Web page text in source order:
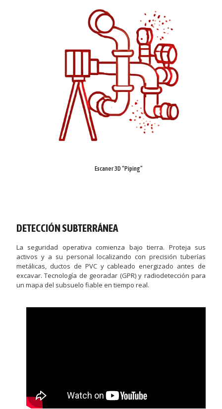
Escaner 3D “Piping”
DETECCIÓN SUBTERRÁNEA
La seguridad operativa comienza bajo tierra. Proteja sus
activos y a su personal localizando con precisión tuberías
metálicas, ductos de PVC y cableado energizado antes de
excavar. Tecnología de georadar (GPR) y radiodetección para
un mapa del subsuelo fiable en tiempo real.